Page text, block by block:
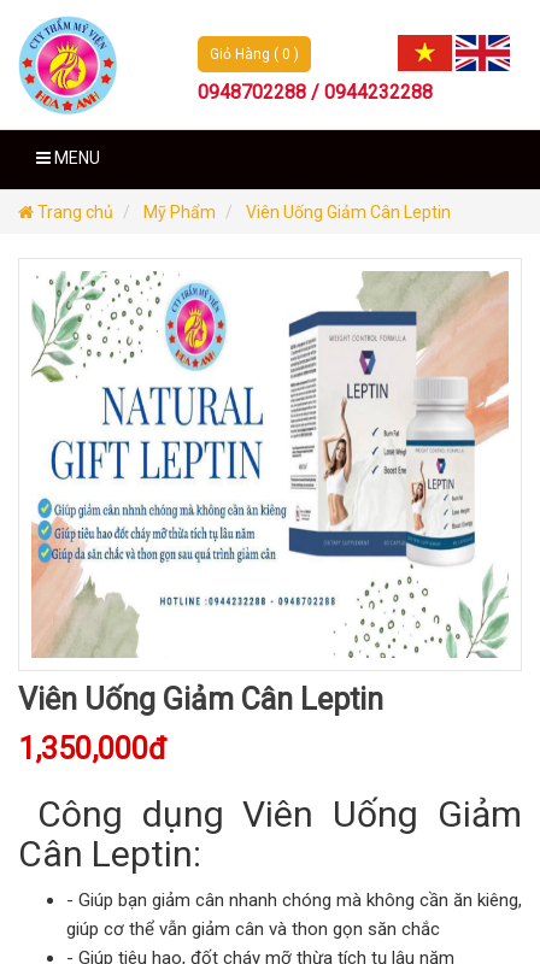
Giỏ Hàng ( 0 )
0948702288 / 0944232288
MENU
Trang chủ Mỹ Phẩm Viên Uống Giảm Cân Leptin
Viên Uống Giảm Cân Leptin
1,350,000đ
Công dụng Viên Uống Giảm
Cân Leptin:
- Giúp bạn giảm cân nhanh chóng mà không cần ăn kiêng,
giúp cơ thể vẫn giảm cân và thon gọn săn chắc
- Giúp tiêu hao, đốt cháy mỡ thừa tích tụ lâu năm